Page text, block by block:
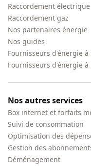
Raccordement électrique
Raccordement gaz
Nos partenaires énergie
Nos guides
Fournisseurs d'énergie à
Fournisseurs d'énergie
Nos autres services
Box internet et forfaits
Suivi de consommation
Optimisation des
Gestion des
Déménagement